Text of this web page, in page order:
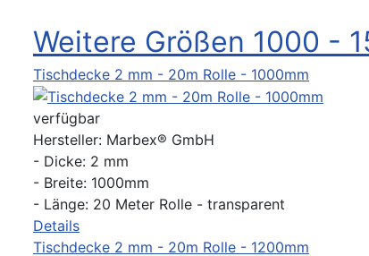
Weitere Größen 1000 -
Tischdecke 2 mm - 20m Rolle - 1000mm
verfügbar
Hersteller: Marbex® GmbH
- Dicke: 2 mm
- Breite: 1000mm
- Länge: 20 Meter Rolle - transparent
Details
Tischdecke 2 mm - 20m Rolle - 1200mm